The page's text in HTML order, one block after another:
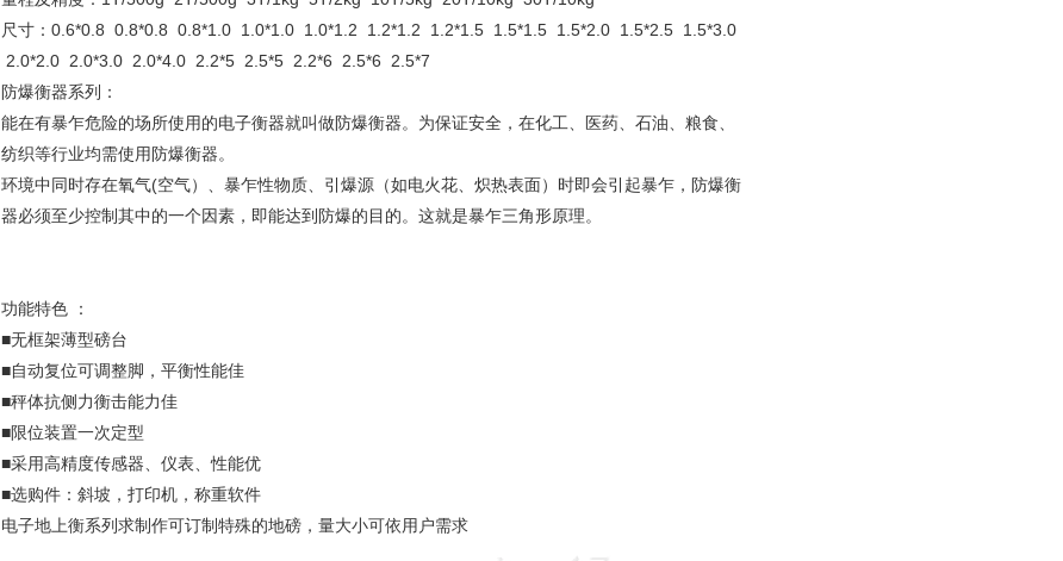
尺寸：0.6*0.8 0.8*0.8 0.8*1.0 1.0*1.0 1.0*1.2 1.2*1.2 1.2*1.5 1.5*1.5 1.5*2.0 1.5*2.5 1.5*3.0
2.0*2.0 2.0*3.0 2.0*4.0 2.2*5 2.5*5 2.2*6 2.5*6 2.5*7
防爆衡器系列：
能在有暴乍危险的场所使用的电子衡器就叫做防爆衡器。为保证安全，在化工、医药、石油、粮食、
纺织等行业均需使用防爆衡器。
环境中同时存在氧气(空气）、暴乍性物质、引爆源（如电火花、炽热表面）时即会引起暴乍，防爆衡
器必须至少控制其中的一个因素，即能达到防爆的目的。这就是暴乍三角形原理。
功能特色 ：
■无框架薄型磅台
■自动复位可调整脚，平衡性能佳
■秤体抗侧力衡击能力佳
■限位装置一次定型
■采用高精度传感器、仪表、性能优
■选购件：斜坡，打印机，称重软件
电子地上衡系列求制作可订制特殊的地磅，量大小可依用户需求